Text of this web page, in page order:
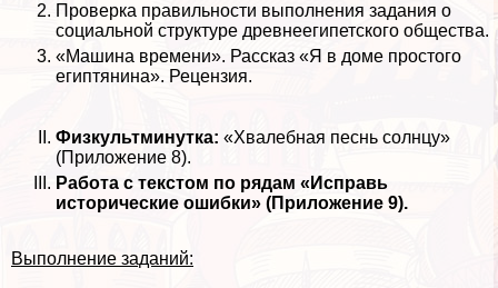
Проверка правильности выполнения задания о
социальной структуре древнеегипетского общества.
«Машина времени». Рассказ «Я в доме простого
египтянина». Рецензия.
Физкультминутка: «Хвалебная песнь солнцу»
(Приложение 8).
Работа с текстом по рядам «Исправь
исторические ошибки» (Приложение 9).
Выполнение заданий: